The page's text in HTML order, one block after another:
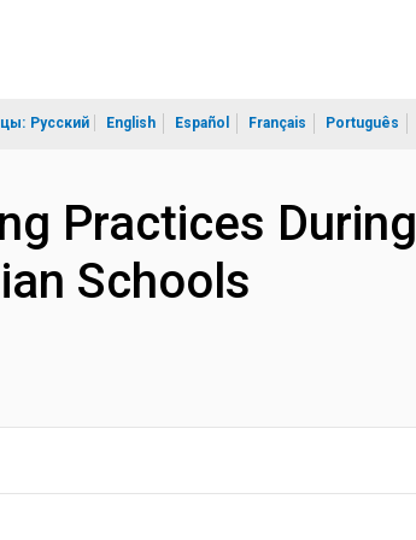
Русский English Español Français Português
Practices During
Schools